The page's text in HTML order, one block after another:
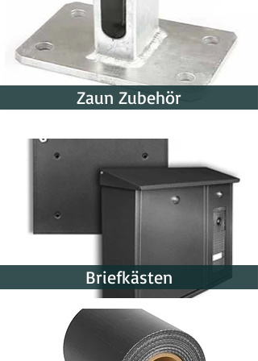
Zaun Zubehör
Briefkästen